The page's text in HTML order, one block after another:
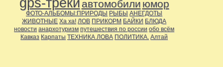
gps-треки автомобили юмор
ФОТО-АЛЬБОМЫ:ПРИРОДЫ РЫБЫ АНЕГДОТЫ
ЖИВОТНЫЕ Ха ха! ЛОВ ПРИКОРМ БАЙКИ БЛЮДА
новости анархотуризм путешествия по россии обо всём
Кавказ Карпаты ТЕХНИКА ЛОВА ПОЛИТИКА. Алтай